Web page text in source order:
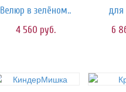
Велюр в зелёном..
4 560 руб.
для
6